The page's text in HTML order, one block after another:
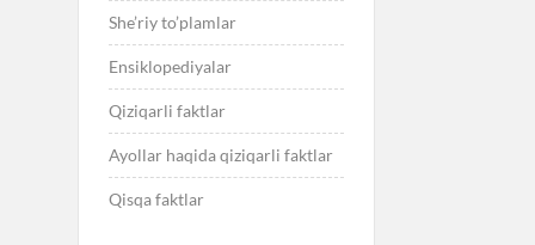
She’riy to’plamlar
Ensiklopediyalar
Qiziqarli faktlar
Ayollar haqida qiziqarli faktlar
Qisqa faktlar